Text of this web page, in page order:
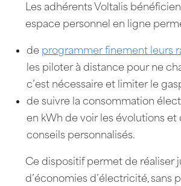
Les adhérents Voltalis
espace personnel en ligne
de programmer finement leurs
les piloter à distance pour ne
c’est nécessaire et limiter le
de suivre la consommation
en kWh de voir les évolutions
conseils personnalisés.
Ce dispositif permet de réaliser
d’économies d’électricité, sans